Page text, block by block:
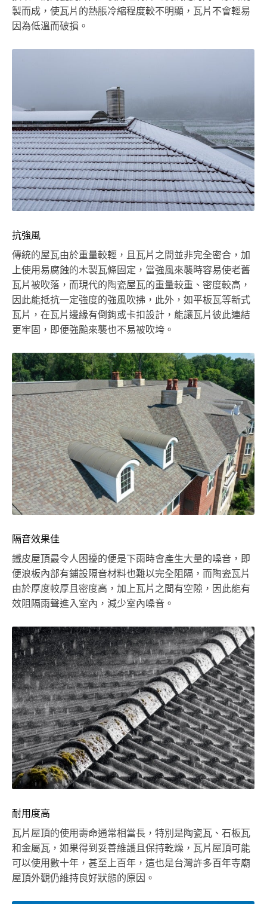
製而成，使瓦片的熱脹冷縮程度較不明顯，瓦片不會輕易
因為低溫而破損。
抗強風
傳統的屋瓦由於重量較輕，且瓦片之間並非完全密合，加
上使用易腐蝕的木製瓦條固定，當強風來襲時容易使老舊
瓦片被吹落，而現代的陶瓷屋瓦的重量較重、密度較高，
因此能抵抗一定強度的強風吹拂，此外，如平板瓦等新式
瓦片，在瓦片邊緣有倒鉤或卡扣設計，能讓瓦片彼此連結
更牢固，即便強颱來襲也不易被吹垮。
隔音效果佳
鐵皮屋頂最令人困擾的便是下雨時會產生大量的噪音，即
便浪板內部有鋪設隔音材料也難以完全阻隔，而陶瓷瓦片
由於厚度較厚且密度高，加上瓦片之間有空隙，因此能有
效阻隔雨聲進入室內，減少室內噪音。
耐用度高
瓦片屋頂的使用壽命通常相當長，特別是陶瓷瓦、石板瓦
和金屬瓦，如果得到妥善維護且保持乾燥，瓦片屋頂可能
可以使用數十年，甚至上百年，這也是台灣許多百年寺廟
屋頂外觀仍維持良好狀態的原因。